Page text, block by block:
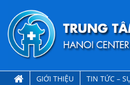
GIỚI THIỆU TIN TỨC –